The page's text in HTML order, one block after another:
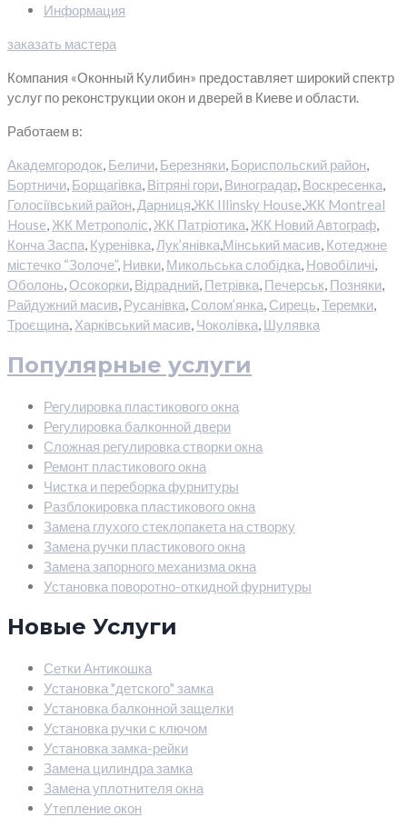
Информация
заказать мастера
Компания «Оконный Кулибин» предоставляет широкий спектр
услуг по реконструкции окон и дверей в Киеве и области.
Работаем в:
Академгородок, Беличи, Березняки, Бориспольский район,
Бортничи, Борщагівка, Вітряні гори, Виноградар, Воскресенка,
Голосіївський район, Дарниця,ЖК Illinsky House,ЖК Montreal
House, ЖК Метрополіс, ЖК Патріотика, ЖК Новий Автограф,
Конча Заспа, Куренівка, Лук’янівка,Мінський масив, Котеджне
містечко “Золоче”, Нивки, Микольська слобідка, Новобіличі,
Оболонь, Осокорки, Відрадний, Петрівка, Печерськ, Позняки,
Райдужний масив, Русанівка, Солом’янка, Сирець,Теремки,
Троєщина, Харківський масив, Чоколівка, Шулявка
Популярные услуги
Регулировка пластикового окна
Регулировка балконной двери
Сложная регулировка створки окна
Ремонт пластикового окна
Чистка и переборка фурнитуры
Разблокировка пластикового окна
Замена глухого стеклопакета на створку
Замена ручки пластикового окна
Замена запорного механизма окна
Установка поворотно-откидной фурнитуры
Новые Услуги
Сетки Антикошка
Установка "детского" замка
Установка балконной защелки
Установка ручки с ключом
Установка замка-рейки
Замена цилиндра замка
Замена уплотнителя окна
Утепление окон